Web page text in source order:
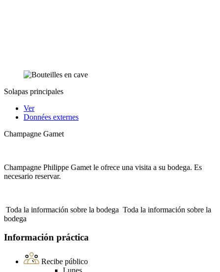
Solapas principales
Ver
Données externes
Champagne Gamet
Champagne Philippe Gamet le ofrece una visita a su bodega. Es
necesario reservar.
Toda la información sobre la bodega Toda la información sobre la
bodega
Información práctica
Recibe público
Lunes